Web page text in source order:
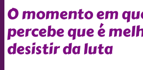
O momento em
percebe que é
desistir da luta